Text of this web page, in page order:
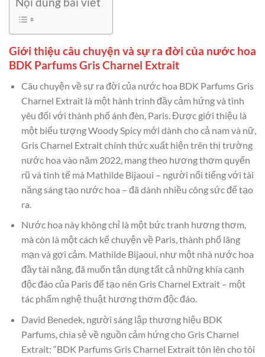
Giới thiệu câu chuyện và sự ra đời của nước hoa
BDK Parfums Gris Charnel Extrait
Câu chuyện về sự ra đời của nước hoa BDK Parfums Gris
Charnel Extrait là một hành trình đầy cảm hứng và tình
yêu đối với thành phố ánh đèn, Paris. Được giới thiệu là
một biểu tượng Woody Spicy mới dành cho cả nam và nữ,
Gris Charnel Extrait chính thức xuất hiện trên thị trường
nước hoa vào năm 2022, mang theo hương thơm quyến
rũ và tinh tế mà Mathilde Bijaoui – người nổi tiếng với tài
năng sáng tạo nước hoa – đã dành nhiều công sức để tạo
ra.
Nước hoa này không chỉ là một bức tranh hương thơm,
mà còn là một cách kể chuyện về Paris, thành phố lãng
mạn và gợi cảm. Mathilde Bijaoui, như một nhà nước hoa
đầy tài năng, đã muốn tận dụng tất cả những khía cạnh
độc đáo của Paris để tạo nên Gris Charnel Extrait – một
tác phẩm nghệ thuật hương thơm độc đáo.
David Benedek, người sáng lập thương hiệu BDK
Parfums, chia sẻ về nguồn cảm hứng cho Gris Charnel
Extrait: “BDK Parfums Gris Charnel Extrait tôn lên cho tôi